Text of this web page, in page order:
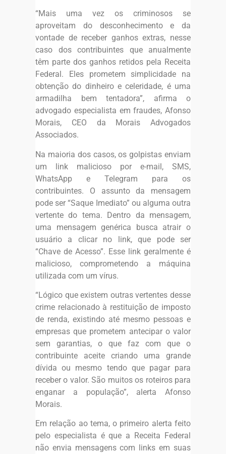
“Mais uma vez os criminosos se
aproveitam do desconhecimento e da
vontade de receber ganhos extras, nesse
caso dos contribuintes que anualmente
têm parte dos ganhos retidos pela Receita
Federal. Eles prometem simplicidade na
obtenção do dinheiro e celeridade, é uma
armadilha bem tentadora”, afirma o
advogado especialista em fraudes, Afonso
Morais, CEO da Morais Advogados
Associados.
Na maioria dos casos, os golpistas enviam
um link malicioso por e-mail, SMS,
WhatsApp e Telegram para os
contribuintes. O assunto da mensagem
pode ser “Saque Imediato” ou alguma outra
vertente do tema. Dentro da mensagem,
uma mensagem genérica busca atrair o
usuário a clicar no link, que pode ser
“Chave de Acesso”. Esse link geralmente é
malicioso, comprometendo a máquina
utilizada com um vírus.
“Lógico que existem outras vertentes desse
crime relacionado à restituição de imposto
de renda, existindo até mesmo pessoas e
empresas que prometem antecipar o valor
sem garantias, o que faz com que o
contribuinte aceite criando uma grande
dívida ou mesmo tendo que pagar para
receber o valor. São muitos os roteiros para
enganar a população”, alerta Afonso
Morais.
Em relação ao tema, o primeiro alerta feito
pelo especialista é que a Receita Federal
não envia mensagens com links em suas